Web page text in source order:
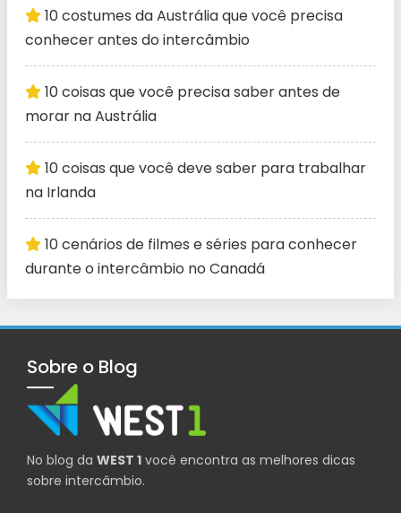
10 costumes da Austrália que você precisa
conhecer antes do intercâmbio
10 coisas que você precisa saber antes de
morar na Austrália
10 coisas que você deve saber para trabalhar
na Irlanda
10 cenários de filmes e séries para conhecer
durante o intercâmbio no Canadá
Sobre o Blog
No blog da WEST 1 você encontra as melhores dicas
sobre intercâmbio.